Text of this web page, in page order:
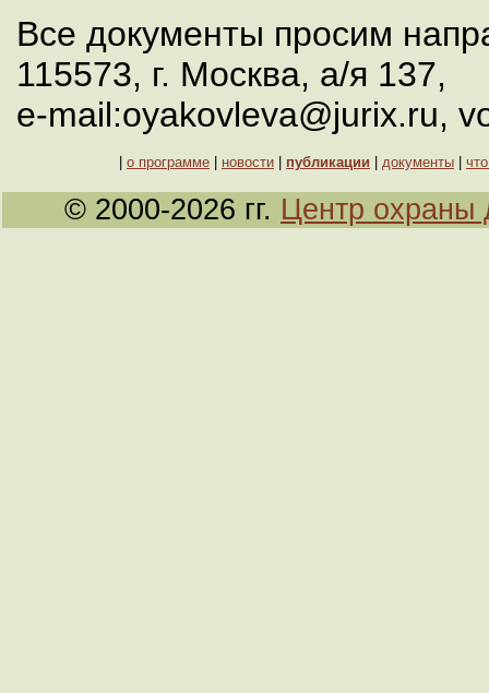
Все документы просим
115573, г. Москва, а/я 137,
e-mail:oyakovleva@jurix.ru,
о программе новости публикации документы
© 2000-2026 гг. Центр охраны